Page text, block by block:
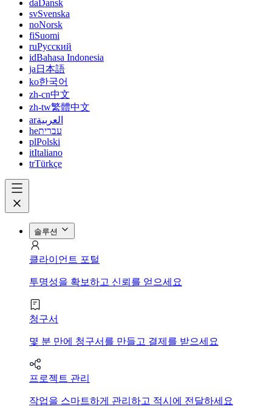
da Dansk
svSvenska
noNorsk
fiSuomi
ruРусский
idBahasa Indonesia
ja 日本語
ko한국어
zh-cn中文
zh-tw繁體中文
arالعربية
heעברית
plPolski
itItaliano
trTürkçe
솔루션
클라이언트 포털
투명성을 확보하고 신뢰를 얻으세요
청구서
몇 분 만에 청구서를 만들고 결제를 받으세요
프로젝트 관리
작업을 스마트하게 관리하고 적시에 전달하세요